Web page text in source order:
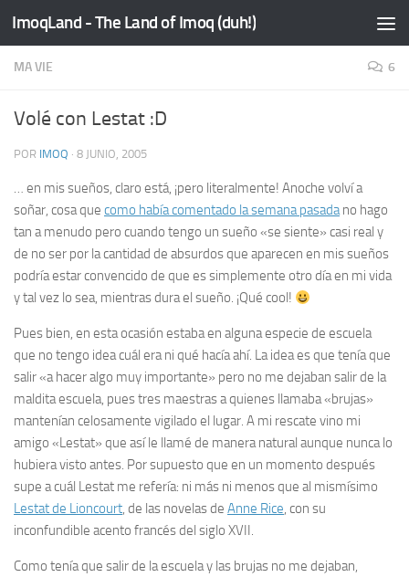
Saltar al contenido
ImoqLand - The Land of Imoq (duh!)
MA VIE 6
Volé con Lestat :D
POR IMOQ · 8 JUNIO, 2005
… en mis sueños, claro está, ¡pero literalmente! Anoche volví a
soñar, cosa que como había comentado la semana pasadano hago
tan a menudo pero cuando tengo un sueño «se siente» casi real y
de no ser por la cantidad de absurdos que aparecen en mis sueños
podría estar convencido de que es simplemente otro día en mi vida
y tal vez lo sea, mientras dura el sueño. ¡Qué cool!
Pues bien, en esta ocasión estaba en alguna especie de escuela
que no tengo idea cuál era ni qué hacía ahí. La idea es que tenía que
salir «a hacer algo muy importante» pero no me dejaban salir de la
maldita escuela, pues tres maestras a quienes llamaba «brujas»
mantenían celosamente vigilado el lugar. A mi rescate vino mi
amigo «Lestat» que así le llamé de manera natural aunque nunca lo
hubiera visto antes. Por supuesto que en un momento después
supe a cuál Lestat me refería: ni más ni menos que al mismísimo
Lestat de Lioncourt, de las novelas de Anne Rice, con su
inconfundible acento francés del siglo XVII.
Como tenía que salir de la escuela y las brujas no me dejaban,